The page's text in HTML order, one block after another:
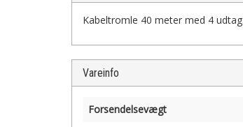
Kabeltromle 40 meter med 4 udtag
Vareinfo
Forsendelsevægt